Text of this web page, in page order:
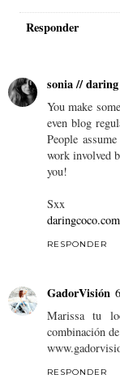
Responder
sonia // daring
You make
even blog
People
work involved
you!
Sxx
daringcoco.com
RESPONDER
GadorVisión
Marissa tu
combinación
RESPONDER